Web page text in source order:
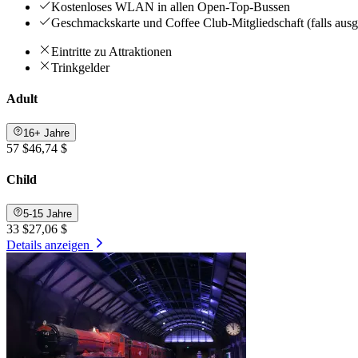
Kostenloses WLAN in allen Open-Top-Bussen
Geschmackskarte und Coffee Club-Mitgliedschaft (falls
Eintritte zu Attraktionen
Trinkgelder
Adult
16+ Jahre
57 $46,74 $
Child
5-15 Jahre
33 $27,06 $
Details anzeigen